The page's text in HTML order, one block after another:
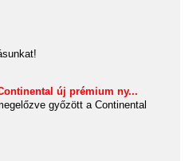
új prémium ny...
győzött a Continental